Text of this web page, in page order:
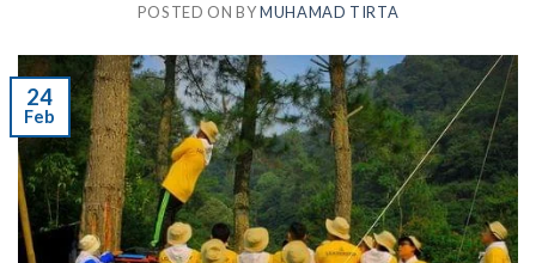
POSTED ONBYMUHAMAD TIRTA
24
Feb